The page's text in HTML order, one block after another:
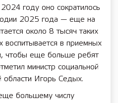
году оно сократилось
2025 года — еще на
около 8 тысяч таких
воспитывается в приемных
чтобы еще больше ребят
министр социальной
области Игорь Седых.
большему числу